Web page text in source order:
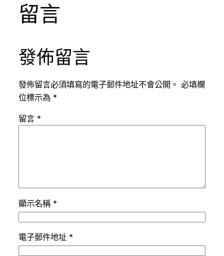
留言
發佈留言
發佈留言必須填寫的電子郵件地址不會公開。 必填欄
位標示為 *
留言 *
顯示名稱 *
電子郵件地址 *